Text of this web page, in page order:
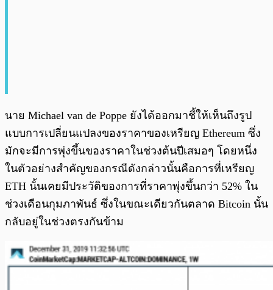
นาย Michael van de Poppe ยังได้ออกมาชี้ให้เห็นถึงรูป
แบบการเปลี่ยนแปลงของราคาของเหรียญ Ethereum ซึ่ง
มักจะมีการพุ่งขึ้นของราคาในช่วงต้นปีเสมอๆ โดยหนึ่ง
ในตัวอย่างสำคัญของกรณีดังกล่าวนั้นคือการที่เหรียญ
ETH นั้นเคยมีประวัติของการที่ราคาพุ่งขึ้นกว่า 52% ใน
ช่วงเดือนกุมภาพันธ์ ซึ่งในขณะเดียวกันตลาด Bitcoin นั้น
กลับอยู่ในช่วงตรงกันข้าม